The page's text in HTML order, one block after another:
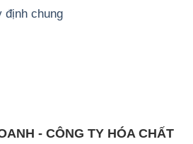
định chung
- CÔNG TY HÓA CHẤT